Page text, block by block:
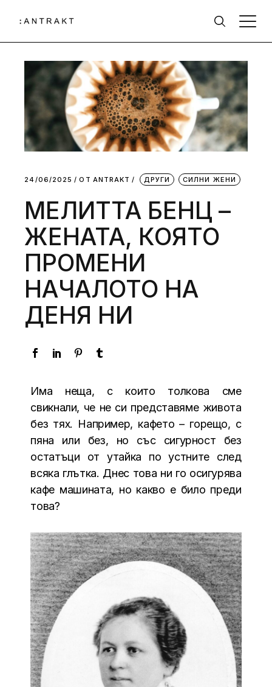
24/06/2025 ОТ АNTRAKT ДРУГИ СИЛНИ ЖЕНИ
МЕЛИТТА БЕНЦ –
ЖЕНАТА, КОЯТО
ПРОМЕНИ
НАЧАЛОТО НА
ДЕНЯ НИ
Има неща, с които толкова сме
свикнали, че не си представяме живота
без тях. Например, кафето – горещо, с
пяна или без, но със сигурност без
остатъци от утайка по устните след
всяка глътка. Днес това ни го осигурява
кафе машината, но какво е било преди
това?